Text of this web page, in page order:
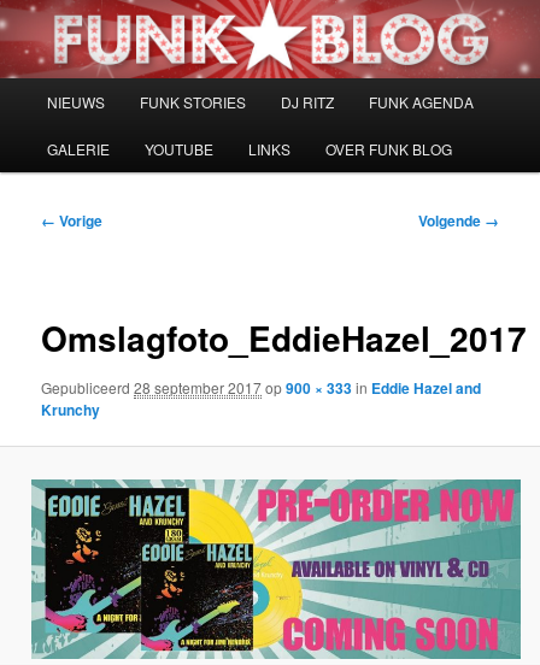
Spring
naar
NIEUWS FUNK STORIES DJ RITZ FUNK AGENDA
GALERIE YOUTUBE LINKS OVER FUNK BLOG
Afbeeldingsnavigatie
← Vorige Volgende →
Omslagfoto_EddieHazel_2017
Gepubliceerd28 september 2017op900 × 333in Eddie Hazel and
Krunchy